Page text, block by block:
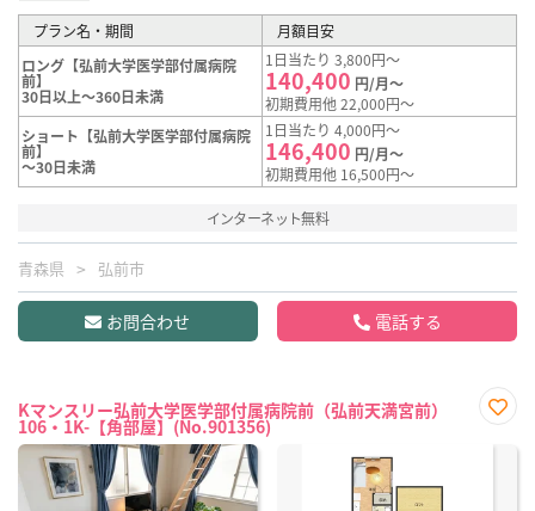
プラン名・期間
月額目安
ロング【弘前大学医学部付属病院
前】
30日以上～360日未満
1日当たり 3,800円～
140,400 円/月～
初期費用他 22,000円～
ショート【弘前大学医学部付属病院
前】
～30日未満
1日当たり 4,000円～
146,400 円/月～
初期費用他 16,500円～
インターネット無料
青森県 弘前市
お問合わせ 電話する
Kマンスリー弘前大学医学部付属病院前（弘前天満宮前）
106・1K-【角部屋】(No.901356)
に入